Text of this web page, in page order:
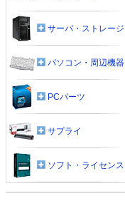
サーバ・ストレージ
パソコン・周辺機器
PCパーツ
サプライ
ソフト・ライセンス